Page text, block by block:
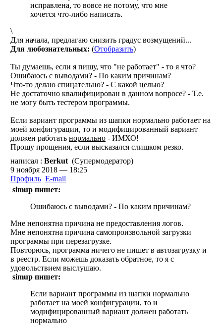
исправлена, то вовсе не потому, что мне
хочется что-либо написать.
\
Для начала, предлагаю снизить градус возмущений...
Для любознательных: (Отобразить)
Ты думаешь, если я пишу, что "не работает" - то я что?
Ошибаюсь с выводами? - По каким причинам?
Что-то делаю спицательно? - С какой целью?
Не достаточно квалифицирован в данном вопросе? - Т.е.
не могу быть тестером программы.
Если вариант программы из шапки нормально работает на
моей конфигурации, то и модифицированный вариант
должен работать нормально - ИМХО!
Прошу прощения, если высказался слишком резко.
написал : Berkut (Супермодератор)
9 ноября 2018 — 18:25
Профиль E-mail
simup пишет:
Ошибаюсь с выводами? - По каким причинам?
Мне непонятна причина не предоставления логов.
Мне непонятна причина самопроизвольной загрузки
программы при перезагрузке.
Повторюсь, программа ничего не пишет в автозагрузку и
в реестр. Если можешь доказать обратное, то я с
удовольствием выслушаю.
simup пишет:
Если вариант программы из шапки нормально
работает на моей конфигурации, то и
модифицированный вариант должен работать
нормально